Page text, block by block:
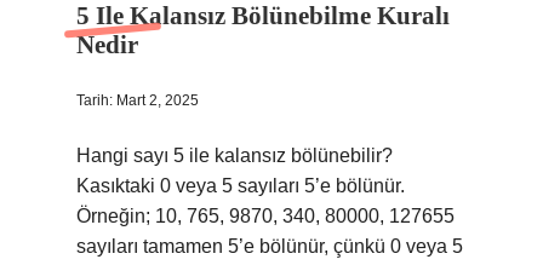
5 Ile Kalansız Bölünebilme Kuralı
Nedir
Tarih: Mart 2, 2025
Hangi sayı 5 ile kalansız bölünebilir?
Kasıktaki 0 ​​veya 5 sayıları 5’e bölünür.
Örneğin; 10, 765, 9870, 340, 80000, 127655
sayıları tamamen 5’e bölünür, çünkü 0 veya 5